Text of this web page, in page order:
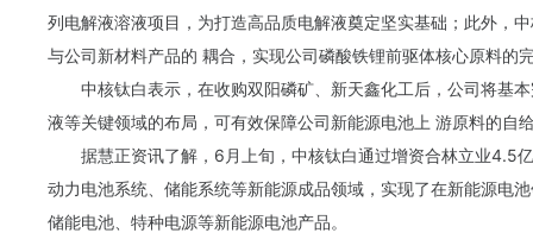
列电解液溶液项目，为打造高品质电解液奠定坚实基础；此外，
与公司新材料产品的 耦合，实现公司磷酸铁锂前驱体核心原料的
中核钛白表示，在收购双阳磷矿、新天鑫化工后，公司将基
液等关键领域的布局，可有效保障公司新能源电池上 游原料的自
据慧正资讯了解，6月上旬，中核钛白通过增资合林立业4.5
动力电池系统、储能系统等新能源成品领域，实现了在新能源电
储能电池、特种电源等新能源电池产品。